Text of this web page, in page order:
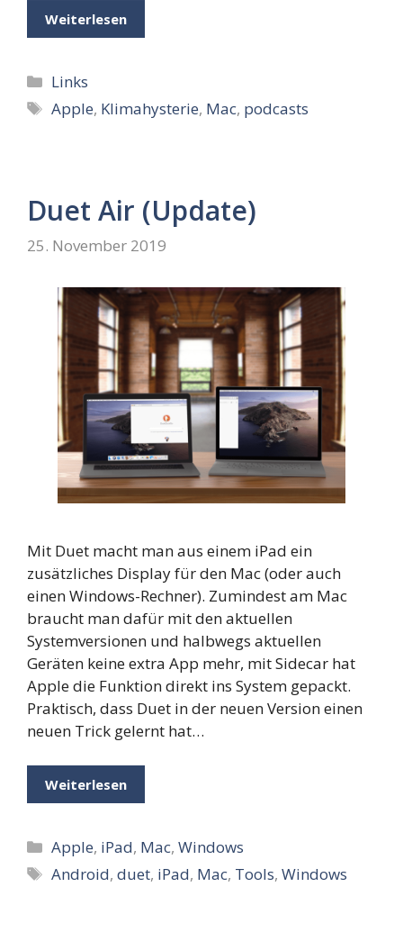
Weiterlesen
Kategorien
Links
Schlagwörter
Apple, Klimahysterie, Mac, podcasts
Duet Air (Update)
25. November 2019
Mit Duet macht man aus einem iPad ein
zusätzliches Display für den Mac (oder auch
einen Windows-Rechner). Zumindest am Mac
braucht man dafür mit den aktuellen
Systemversionen und halbwegs aktuellen
Geräten keine extra App mehr, mit Sidecar hat
Apple die Funktion direkt ins System gepackt.
Praktisch, dass Duet in der neuen Version einen
neuen Trick gelernt hat…
Weiterlesen
Kategorien
Apple, iPad, Mac,Windows
Schlagwörter
Android,duet, iPad, Mac, Tools,Windows